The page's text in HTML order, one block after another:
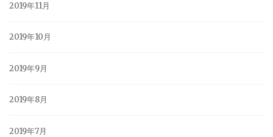
2019年11月
2019年10月
2019年9月
2019年8月
2019年7月